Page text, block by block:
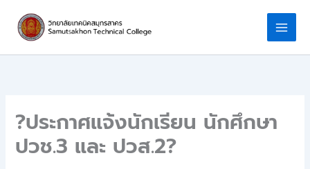
content
?ประกาศแจ้งนักเรียน นักศึกษา
ปวช.3 และ ปวส.2?